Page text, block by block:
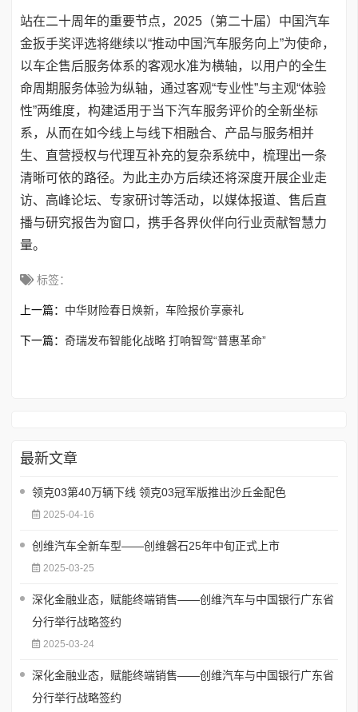
站在二十周年的重要节点，2025（第二十届）中国汽车
金扳手奖评选将继续以“推动中国汽车服务向上”为使命，
以车企售后服务体系的客观水准为横轴，以用户的全生
命周期服务体验为纵轴，通过客观“专业性”与主观“体验
性”两维度，构建适用于当下汽车服务评价的全新坐标
系，从而在如今线上与线下相融合、产品与服务相并
生、直营授权与代理互补充的复杂系统中，梳理出一条
清晰可依的路径。为此主办方后续还将深度开展企业走
访、高峰论坛、专家研讨等活动，以媒体报道、售后直
播与研究报告为窗口，携手各界伙伴向行业贡献智慧力
量。
标签：
上一篇： 中华财险春日焕新，车险报价享豪礼
下一篇： 奇瑞发布智能化战略 打响智驾“普惠革命”
最新文章
领克03第40万辆下线 领克03冠军版推出沙丘金配色
2025-04-16
创维汽车全新车型——创维磐石25年中旬正式上市
2025-03-25
深化金融业态，赋能终端销售——创维汽车与中国银行广东省
分行举行战略签约
2025-03-24
深化金融业态，赋能终端销售——创维汽车与中国银行广东省
分行举行战略签约